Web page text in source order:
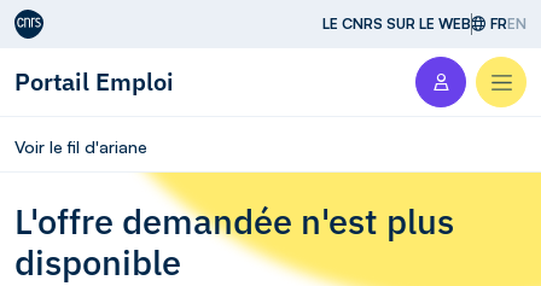
Aller au contenu LE CNRS SUR LE WEB FREN
Portail Emploi
Voir le fil d'ariane
L'offre demandée n'est plus
disponible